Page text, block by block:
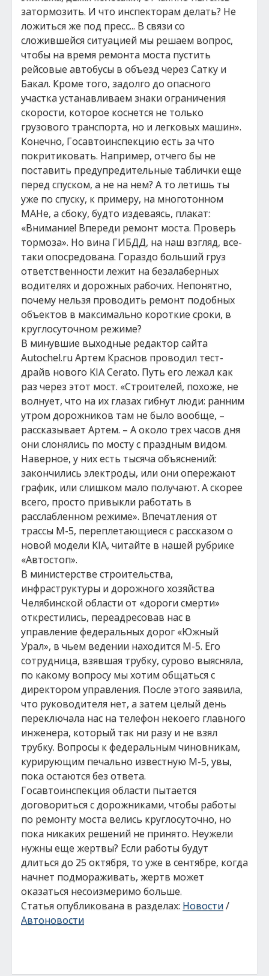
затормозить. И что инспекторам делать? Не
ложиться же под пресс... В связи со
сложившейся ситуацией мы решаем вопрос,
чтобы на время ремонта моста пустить
рейсовые автобусы в объезд через Сатку и
Бакал. Кроме того, задолго до опасного
участка устанавливаем знаки ограничения
скорости, которое коснется не только
грузового транспорта, но и легковых машин».
Конечно, Госавтоинспекцию есть за что
покритиковать. Например, отчего бы не
поставить предупредительные таблички еще
перед спуском, а не на нем? А то летишь ты
уже по спуску, к примеру, на многотонном
МАНе, а сбоку, будто издеваясь, плакат:
«Внимание! Впереди ремонт моста. Проверь
тормоза». Но вина ГИБДД, на наш взгляд, все-
таки опосредована. Гораздо больший груз
ответственности лежит на безалаберных
водителях и дорожных рабочих. Непонятно,
почему нельзя проводить ремонт подобных
объектов в максимально короткие сроки, в
круглосуточном режиме?
В минувшие выходные редактор сайта
Autochel.ru Артем Краснов проводил тест-
драйв нового KIA Cerato. Путь его лежал как
раз через этот мост. «Строителей, похоже, не
волнует, что на их глазах гибнут люди: ранним
утром дорожников там не было вообще, –
рассказывает Артем. – А около трех часов дня
они слонялись по мосту с праздным видом.
Наверное, у них есть тысяча объяснений:
закончились электроды, или они опережают
график, или слишком мало получают. А скорее
всего, просто привыкли работать в
расслабленном режиме». Впечатления от
трассы М-5, переплетающиеся с рассказом о
новой модели KIA, читайте в нашей рубрике
«Автостоп».
В министерстве строительства,
инфраструктуры и дорожного хозяйства
Челябинской области от «дороги смерти»
открестились, переадресовав нас в
управление федеральных дорог «Южный
Урал», в чьем ведении находится М-5. Его
сотрудница, взявшая трубку, сурово выясняла,
по какому вопросу мы хотим общаться с
директором управления. После этого заявила,
что руководителя нет, а затем целый день
переключала нас на телефон некоего главного
инженера, который так ни разу и не взял
трубку. Вопросы к федеральным чиновникам,
курирующим печально известную М-5, увы,
пока остаются без ответа.
Госавтоинспекция области пытается
договориться с дорожниками, чтобы работы
по ремонту моста велись круглосуточно, но
пока никаких решений не принято. Неужели
нужны еще жертвы? Если работы будут
длиться до 25 октября, то уже в сентябре, когда
начнет подмораживать, жертв может
оказаться несоизмеримо больше.
Статья опубликована в разделах: Новости/
Автоновости